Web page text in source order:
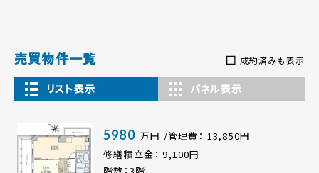
売買物件一覧 成約済みも表示
リスト表示 パネル表示
5980 万円 /管理費： 13,850円
修繕積立金： 9,100円